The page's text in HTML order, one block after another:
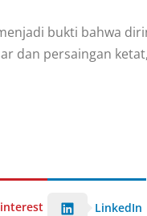
bukti bahwa
dan persaingan
LinkedIn